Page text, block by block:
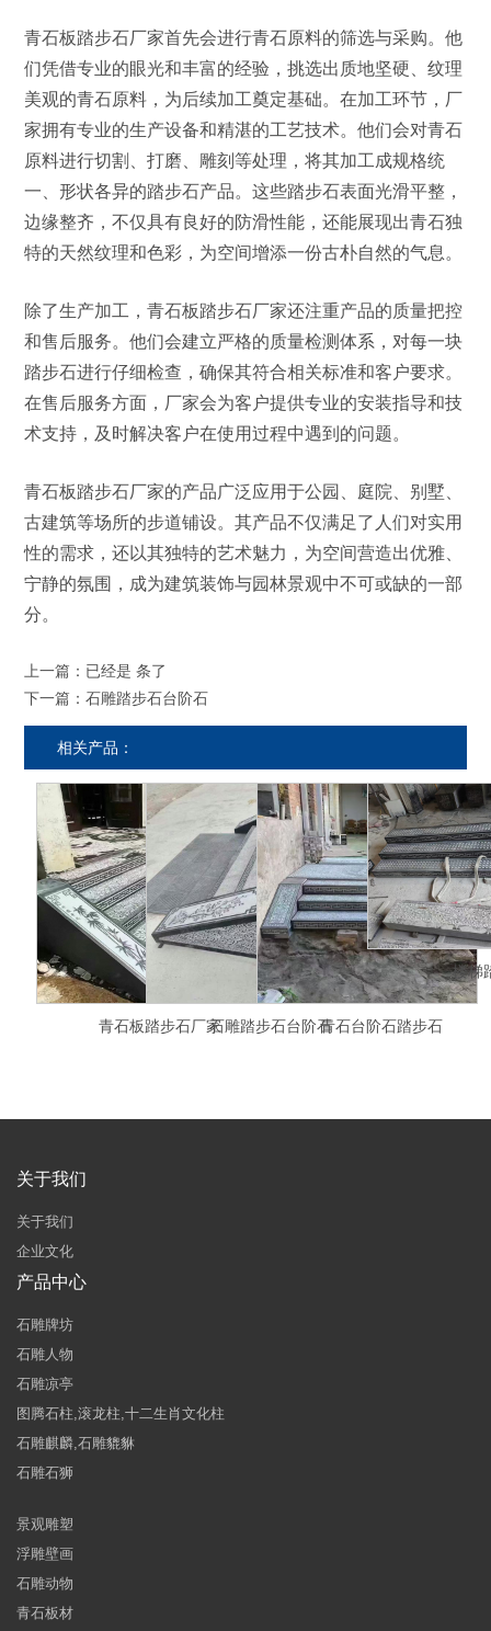
青石板踏步石厂家首先会进行青石原料的筛选与采购。他
们凭借专业的眼光和丰富的经验，挑选出质地坚硬、纹理
美观的青石原料，为后续加工奠定基础。在加工环节，厂
家拥有专业的生产设备和精湛的工艺技术。他们会对青石
原料进行切割、打磨、雕刻等处理，将其加工成规格统
一、形状各异的踏步石产品。这些踏步石表面光滑平整，
边缘整齐，不仅具有良好的防滑性能，还能展现出青石独
特的天然纹理和色彩，为空间增添一份古朴自然的气息。
除了生产加工，青石板踏步石厂家还注重产品的质量把控
和售后服务。他们会建立严格的质量检测体系，对每一块
踏步石进行仔细检查，确保其符合相关标准和客户要求。
在售后服务方面，厂家会为客户提供专业的安装指导和技
术支持，及时解决客户在使用过程中遇到的问题。
青石板踏步石厂家的产品广泛应用于公园、庭院、别墅、
古建筑等场所的步道铺设。其产品不仅满足了人们对实用
性的需求，还以其独特的艺术魅力，为空间营造出优雅、
宁静的氛围，成为建筑装饰与园林景观中不可或缺的一部
分。
上一篇：已经是 条了
下一篇：石雕踏步石台阶石
相关产品：
青石板踏步石厂家石雕踏步石台阶石青石台阶石踏步石
楼梯
关于我们
关于我们
企业文化
产品中心
石雕牌坊
石雕人物
石雕凉亭
图腾石柱,滚龙柱,十二生肖文化柱
石雕麒麟,石雕貔貅
石雕石狮
景观雕塑
浮雕壁画
石雕动物
青石板材